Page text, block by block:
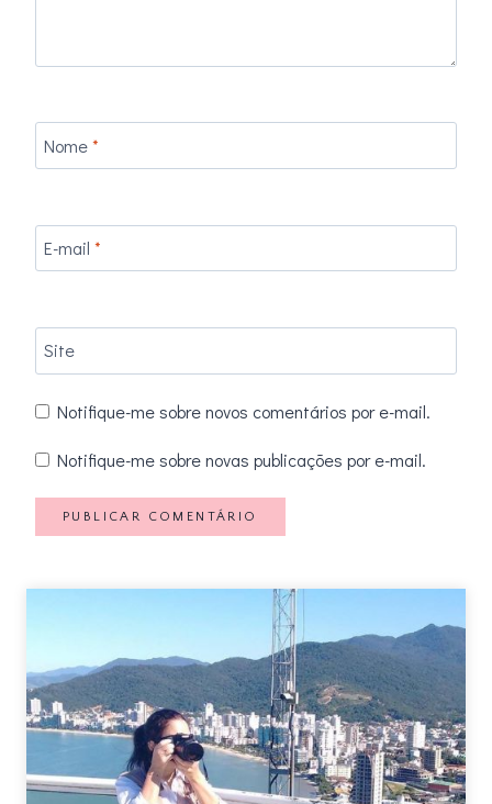
Nome*
E-mail *
Site
Notifique-me sobre novos comentários por e-mail.
Notifique-me sobre novas publicações por e-mail.